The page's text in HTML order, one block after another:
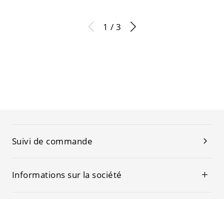
1 / 3
Suivi de commande
Informations sur la société